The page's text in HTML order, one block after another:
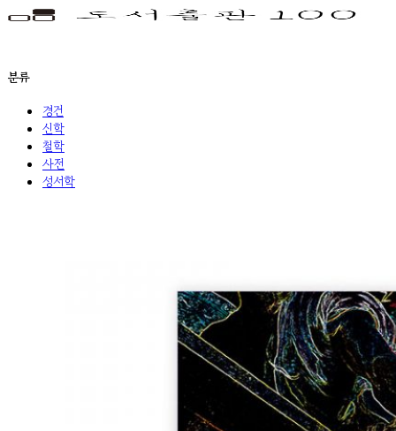
분류
경건
신학
철학
사전
성서학